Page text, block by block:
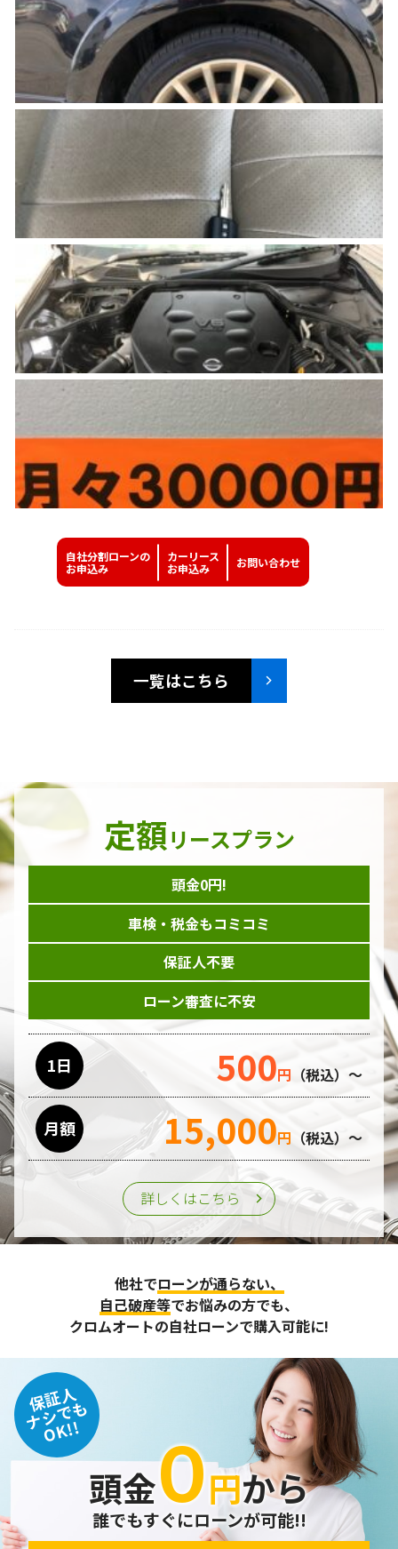
自社分割ローンの
お申込み
カーリース
お申込み
お問い合わせ
一覧はこちら
定額リースプラン
頭金0円!
車検・税金もコミコミ
保証人不要
ローン審査に不安
1日 500円 （税込）～
月額 15,000円 （税込）～
詳しくはこちら
他社でローンが通らない、
自己破産等でお悩みの方でも、
クロムオートの自社ローンで購入可能に!
保証人
ナシでも
OK!!
頭金０円から
誰でもすぐにローンが可能!!